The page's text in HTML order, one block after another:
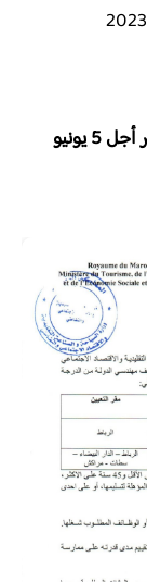
آخر أجل 5 يونيو